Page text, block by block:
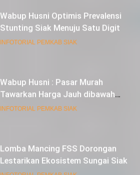
Stunting Siak Menuju Satu Digit
INFOTORIAL PEMKAB SIAK
Tawarkan Harga Jauh dibawah
Pasar Tradisional
INFOTORIAL PEMKAB SIAK
Lestarikan Ekosistem Sungai Siak